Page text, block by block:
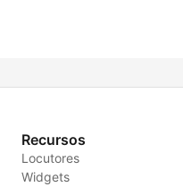
Recursos
Locutores
Widgets